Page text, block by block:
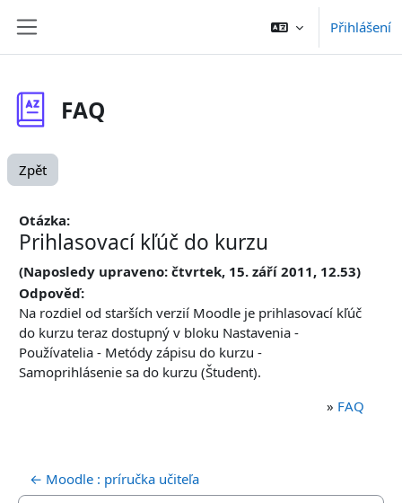
Přihlášení
FAQ
Zpět
Otázka:
Prihlasovací kľúč do kurzu
(Naposledy upraveno: čtvrtek, 15. září 2011, 12.53)
Odpověď:
Na rozdiel od starších verzií Moodle je prihlasovací kľúč
do kurzu teraz dostupný v bloku Nastavenia -
Používatelia - Metódy zápisu do kurzu -
Samoprihlásenie sa do kurzu (Študent).
» FAQ
← Moodle : príručka učiteľa